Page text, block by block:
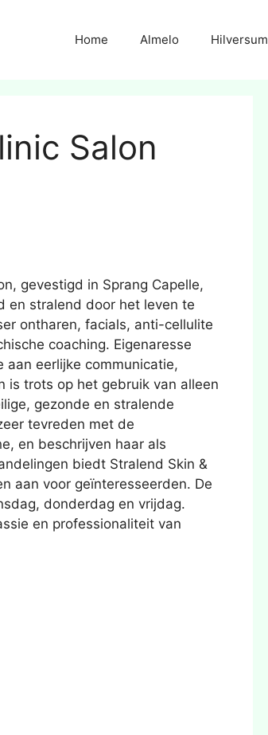
Home Almelo Hilversum
Salon
gevestigd in Sprang Capelle,
en stralend door het leven te
ontharen, facials, anti-cellulite
coaching. Eigenaresse
aan eerlijke communicatie,
is trots op het gebruik van alleen
gezonde en stralende
tevreden met de
en beschrijven haar als
biedt Stralend Skin &
aan voor geïnteresseerden. De
donderdag en vrijdag.
en professionaliteit van